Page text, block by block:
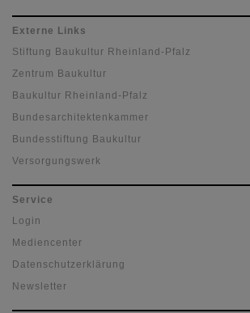
Externe Links
Stiftung Baukultur Rheinland-Pfalz
Zentrum Baukultur
Baukultur Rheinland-Pfalz
Bundesarchitektenkammer
Bundesstiftung Baukultur
Versorgungswerk
Service
Login
Mediencenter
Datenschutzerklärung
Newsletter